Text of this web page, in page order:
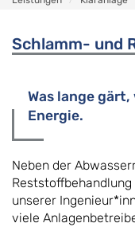
Schlamm- und
Was lange
Energie.
Neben der
unserer
viele